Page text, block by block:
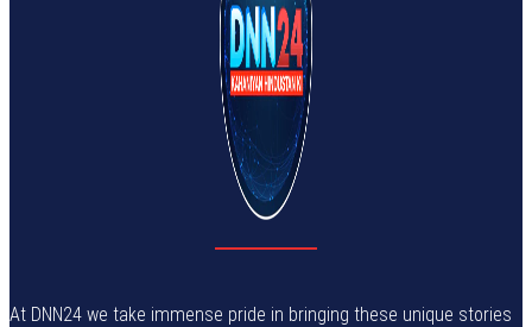
At DNN24 we take immense pride in bringing these unique stories